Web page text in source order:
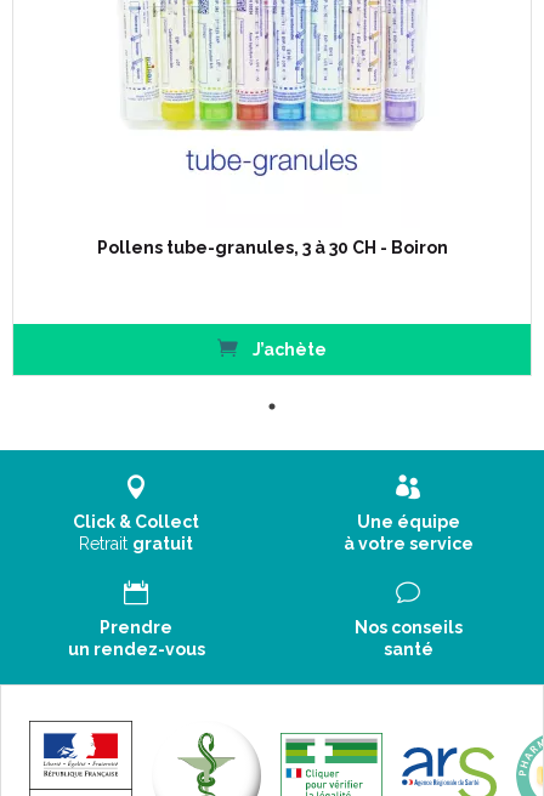
Pollens tube-granules, 3 à 30 CH - Boiron
J’achète
Click & Collect
Retrait gratuit
Une équipe
à votre service
Prendre
un rendez-vous
Nos conseils
santé